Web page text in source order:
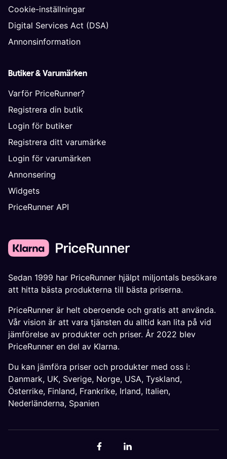
Cookie-inställningar
Digital Services Act (DSA)
Annonsinformation
Butiker & Varumärken
Varför PriceRunner?
Registrera din butik
Login för butiker
Registrera ditt varumärke
Login för varumärken
Annonsering
Widgets
PriceRunner API
Sedan 1999 har PriceRunner hjälpt miljontals besökare
att hitta bästa produkterna till bästa priserna.
PriceRunner är helt oberoende och gratis att använda.
Vår vision är att vara tjänsten du alltid kan lita på vid
jämförelse av produkter och priser. År 2022 blev
PriceRunner en del av Klarna.
Du kan jämföra priser och produkter med oss i:
Danmark, UK, Sverige, Norge, USA, Tyskland,
Österrike, Finland, Frankrike, Irland, Italien,
Nederländerna, Spanien